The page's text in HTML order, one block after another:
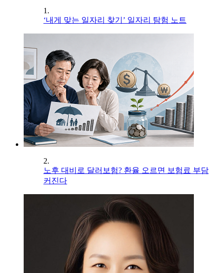
1.
‘내게 맞는 일자리 찾기’ 일자리 탐험 노트
2.
노후 대비로 달러보험? 환율 오르면 보험료 부담
커진다